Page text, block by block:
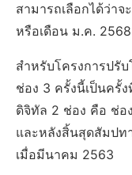
สามารถเลือกได้ว่าจ
หรือเดือน ม.ค. 2568
สำหรับโครงการปรั
ช่อง 3 ครั้งนี้เป็นครั้
ดิจิทัล 2 ช่อง คือ ช่อ
และหลังสิ้นสุดสัมป
เมื่อมีนาคม 2563